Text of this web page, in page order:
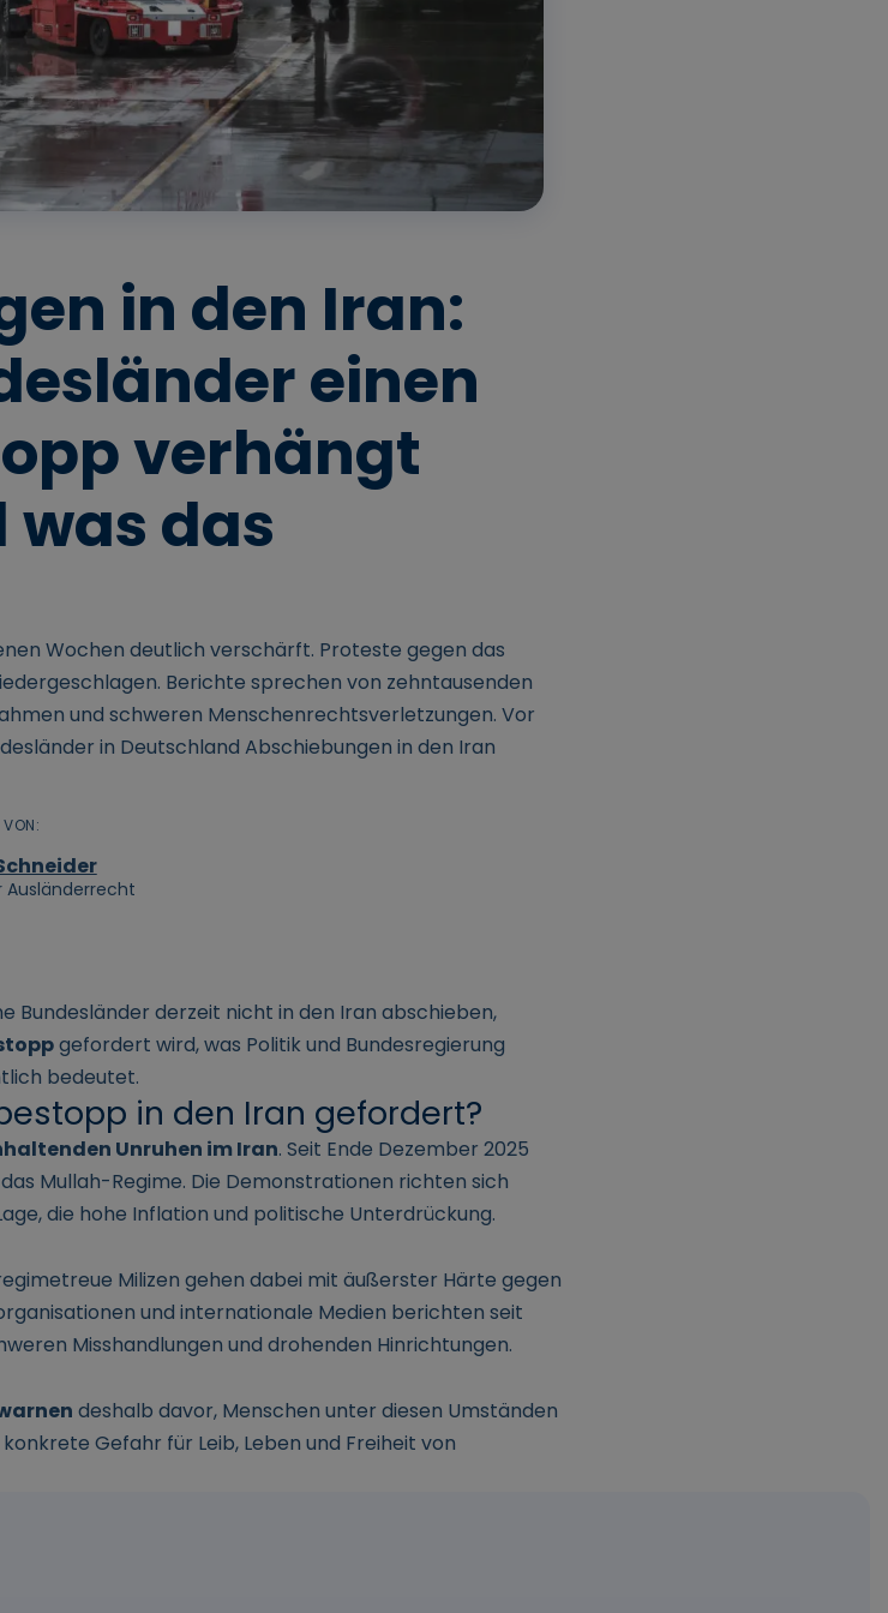
in den Iran:
einen
verhängt
was das
Wochen deutlich verschärft. Proteste gegen das
Berichte sprechen von zehntausenden
und schweren Menschenrechtsverletzungen. Vor
in Deutschland Abschiebungen in den Iran
Ausländerrecht
Bundesländer derzeit nicht in den Iran abschieben,
gefordert wird, was Politik und Bundesregierung
bedeutet.
in den Iran gefordert?
Unruhen im Iran. Seit Ende Dezember 2025
Mullah-Regime. Die Demonstrationen richten sich
die hohe Inflation und politische Unterdrückung.
Milizen gehen dabei mit äußerster Härte gegen
und internationale Medien berichten seit
Misshandlungen und drohenden Hinrichtungen.
deshalb davor, Menschen unter diesen Umständen
konkrete Gefahr für Leib, Leben und Freiheit von